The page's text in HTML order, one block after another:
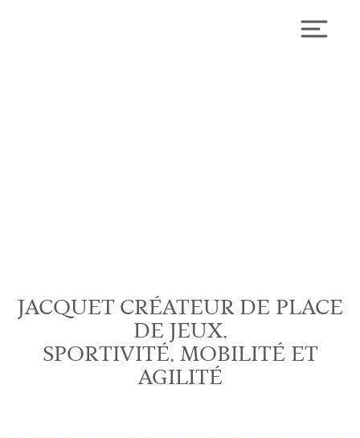
JACQUET CRÉATEUR DE PLACE
DE JEUX,
SPORTIVITÉ, MOBILITÉ ET
AGILITÉ